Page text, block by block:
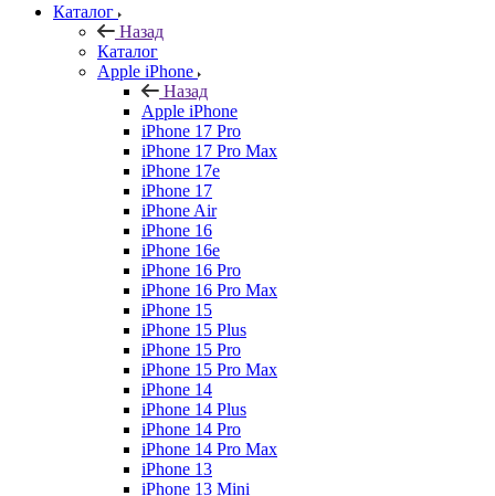
Каталог
Назад
Каталог
Apple iPhone
Назад
Apple iPhone
iPhone 17 Pro
iPhone 17 Pro Max
iPhone 17e
iPhone 17
iPhone Air
iPhone 16
iPhone 16e
iPhone 16 Pro
iPhone 16 Pro Max
iPhone 15
iPhone 15 Plus
iPhone 15 Pro
iPhone 15 Pro Max
iPhone 14
iPhone 14 Plus
iPhone 14 Pro
iPhone 14 Pro Max
iPhone 13
iPhone 13 Mini